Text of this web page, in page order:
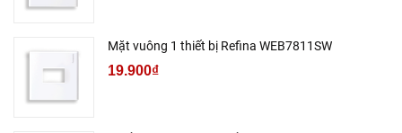
Mặt vuông 1 thiết bị Refina WEB7811SW
19.900₫